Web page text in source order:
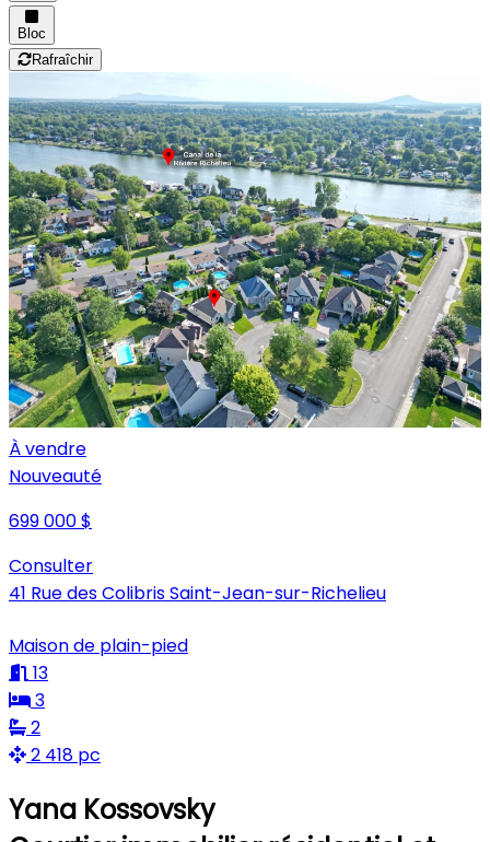
Bloc
Rafraîchir
À vendre
Nouveauté
699 000 $
Consulter
41 Rue des Colibris Saint-Jean-sur-Richelieu
Maison de plain-pied
13
3
2
2 418 pc
Yana Kossovsky